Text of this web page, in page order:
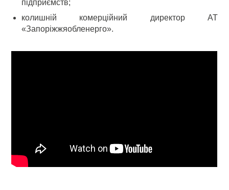
підприємств;
колишній комерційний директор АТ
«Запоріжжяобленерго».